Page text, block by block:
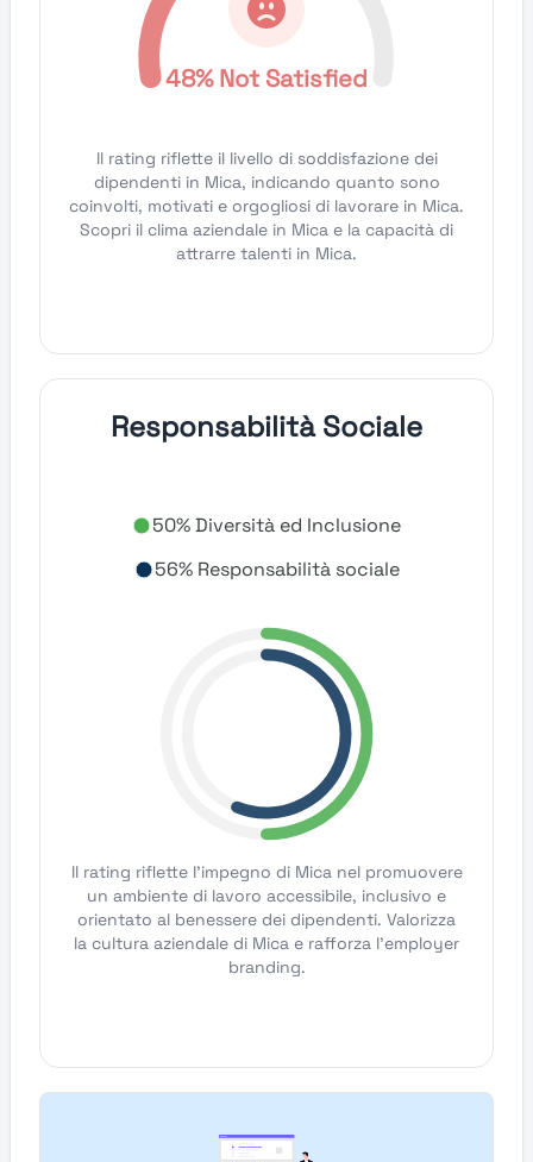
48% Not Satisfied
Il rating riflette il livello di soddisfazione dei
dipendenti in Mica, indicando quanto sono
coinvolti, motivati e orgogliosi di lavorare in Mica.
Scopri il clima aziendale in Mica e la capacità di
attrarre talenti in Mica.
Responsabilità Sociale
50% Diversità ed Inclusione
56% Responsabilità sociale
Il rating riflette l'impegno di Mica nel promuovere
un ambiente di lavoro accessibile, inclusivo e
orientato al benessere dei dipendenti. Valorizza
la cultura aziendale di Mica e rafforza l'employer
branding.